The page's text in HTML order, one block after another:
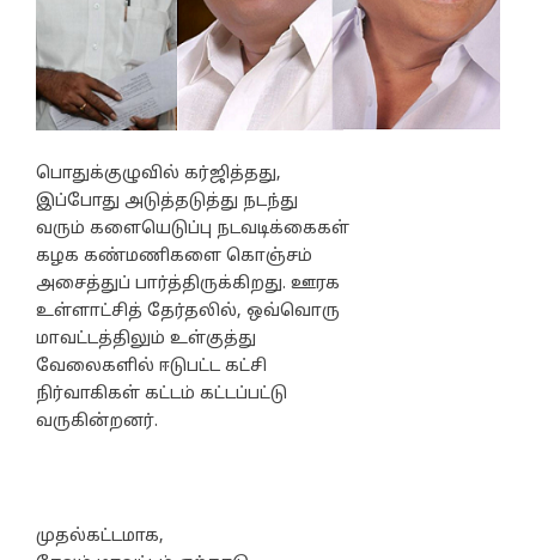
பொதுக்குழுவில் கர்ஜித்தது,
இப்போது அடுத்தடுத்து நடந்து
வரும் களையெடுப்பு நடவடிக்கைகள்
கழக கண்மணிகளை கொஞ்சம்
அசைத்துப் பார்த்திருக்கிறது. ஊரக
உள்ளாட்சித் தேர்தலில், ஒவ்வொரு
மாவட்டத்திலும் உள்குத்து
வேலைகளில் ஈடுபட்ட கட்சி
நிர்வாகிகள் கட்டம் கட்டப்பட்டு
வருகின்றனர்.
முதல்கட்டமாக,